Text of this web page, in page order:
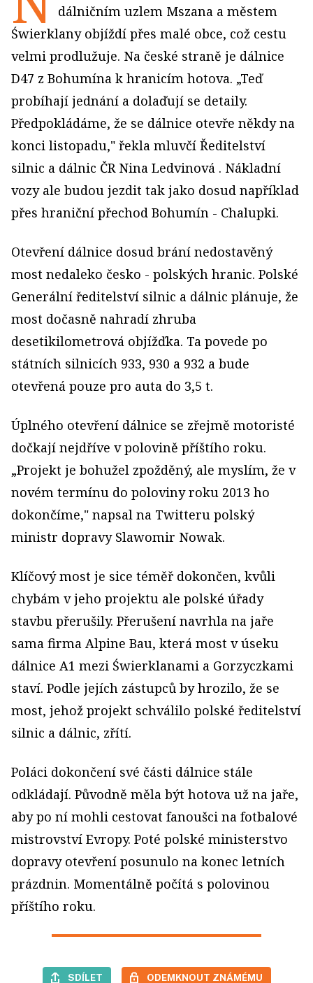
dálničním uzlem Mszana a městem
Świerklany objíždí přes malé obce, což cestu
velmi prodlužuje. Na české straně je dálnice
D47 z Bohumína k hranicím hotova. „Teď
probíhají jednání a dolaďují se detaily.
Předpokládáme, že se dálnice otevře někdy na
konci listopadu," řekla mluvčí Ředitelství
silnic a dálnic ČR Nina Ledvinová . Nákladní
vozy ale budou jezdit tak jako dosud například
přes hraniční přechod Bohumín - Chalupki.
Otevření dálnice dosud brání nedostavěný
most nedaleko česko - polských hranic. Polské
Generální ředitelství silnic a dálnic plánuje, že
most dočasně nahradí zhruba
desetikilometrová objížďka. Ta povede po
státních silnicích 933, 930 a 932 a bude
otevřená pouze pro auta do 3,5 t.
Úplného otevření dálnice se zřejmě motoristé
dočkají nejdříve v polovině příštího roku.
„Projekt je bohužel zpožděný, ale myslím, že v
novém termínu do poloviny roku 2013 ho
dokončíme," napsal na Twitteru polský
ministr dopravy Slawomir Nowak.
Klíčový most je sice téměř dokončen, kvůli
chybám v jeho projektu ale polské úřady
stavbu přerušily. Přerušení navrhla na jaře
sama firma Alpine Bau, která most v úseku
dálnice A1 mezi Świerklanami a Gorzyczkami
staví. Podle jejích zástupců by hrozilo, že se
most, jehož projekt schválilo polské ředitelství
silnic a dálnic, zřítí.
Poláci dokončení své části dálnice stále
odkládají. Původně měla být hotova už na jaře,
aby po ní mohli cestovat fanoušci na fotbalové
mistrovství Evropy. Poté polské ministerstvo
dopravy otevření posunulo na konec letních
prázdnin. Momentálně počítá s polovinou
příštího roku.
SDÍLET ODEMKNOUT ZNÁMÉMU